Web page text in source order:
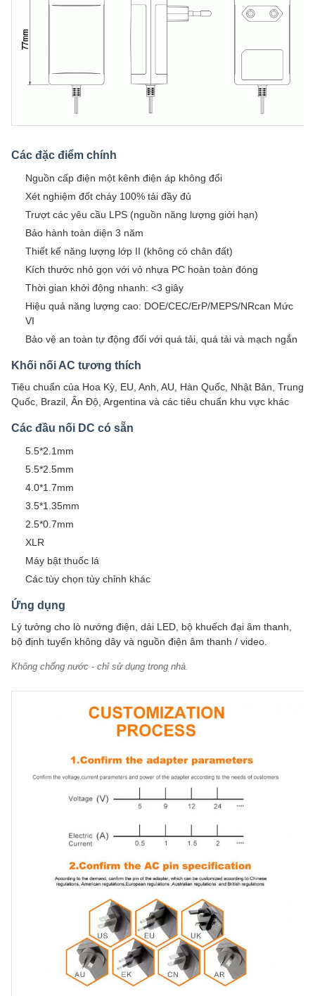
Các đặc điểm chính
Nguồn cấp điện một kênh điện áp không đổi
Xét nghiệm đốt cháy 100% tải đầy đủ
Trượt các yêu cầu LPS (nguồn năng lượng giới hạn)
Bảo hành toàn diện 3 năm
Thiết kế năng lượng lớp II (không có chân đất)
Kích thước nhỏ gọn với vỏ nhựa PC hoàn toàn đóng
Thời gian khởi động nhanh: <3 giây
Hiệu quả năng lượng cao: DOE/CEC/ErP/MEPS/NRcan Mức
VI
Bảo vệ an toàn tự động đối với quá tải, quá tải và mạch ngắn
Khối nối AC tương thích
Tiêu chuẩn của Hoa Kỳ, EU, Anh, AU, Hàn Quốc, Nhật Bản, Trung
Quốc, Brazil, Ấn Độ, Argentina và các tiêu chuẩn khu vực khác
Các đầu nối DC có sẵn
5.5*2.1mm
5.5*2.5mm
4.0*1.7mm
3.5*1.35mm
2.5*0.7mm
XLR
Máy bật thuốc lá
Các tùy chọn tùy chỉnh khác
Ứng dụng
Lý tưởng cho lò nướng điện, dải LED, bộ khuếch đại âm thanh,
bộ định tuyến không dây và nguồn điện âm thanh / video.
Không chống nước - chỉ sử dụng trong nhà.